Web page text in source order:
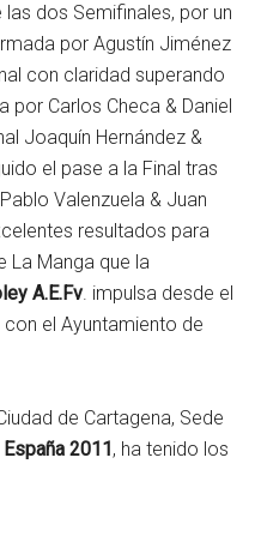
dos Semifinales, por un
por Agustín Jiménez
con claridad superando
Carlos Checa & Daniel
Joaquín Hernández &
el pase a la Final tras
Valenzuela & Juan
resultados para
La Manga que la
A.E.Fv. impulsa desde el
el Ayuntamiento de
de Cartagena, Sede
2011 , ha tenido los